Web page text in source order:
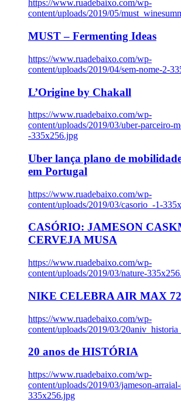
https://www.ruadebaixo.com/wp-
content/uploads/2019/05/
MUST – Fermenting Ideas
https://www.ruadebaixo.com/wp-
content/uploads/2019/04/sem-nome-2-
L’Origine by Chakall
https://www.ruadebaixo.com/wp-
content/uploads/2019/03/uber-parceiro-
-335x256.jpg
Uber lança plano de
em Portugal
https://www.ruadebaixo.com/wp-
content/uploads/2019/03/casorio_-1-
CASÓRIO: JAMESON
CERVEJA MUSA
https://www.ruadebaixo.com/wp-
content/uploads/2019/03/nature-
NIKE CELEBRA AIR MAX
https://www.ruadebaixo.com/wp-
content/uploads/2019/03/
20 anos de HISTÓRIA
https://www.ruadebaixo.com/wp-
content/uploads/2019/03/jameson-
335x256.jpg